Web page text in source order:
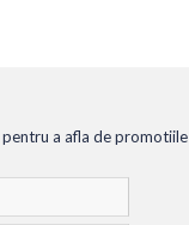
pentru a afla de promotiile